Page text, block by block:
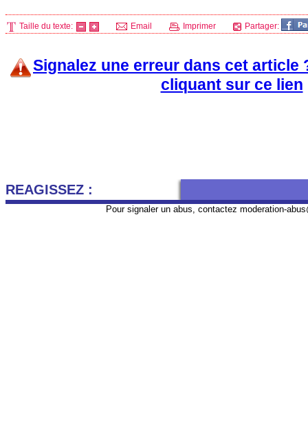
Taille du texte: Email Imprimer Partager:
Signalez une erreur dans cet article
cliquant sur ce lien
REAGISSEZ :
Pour signaler un abus, contactez moderation-